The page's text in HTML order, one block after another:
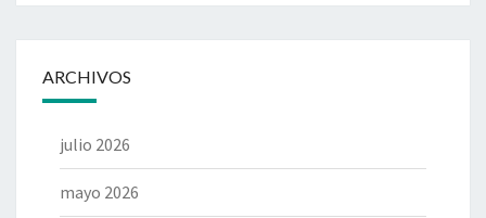
ARCHIVOS
julio 2026
mayo 2026